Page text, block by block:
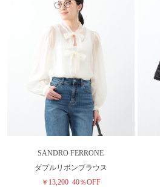
SANDRO FERRONE
ダブルリボンブラウス
￥13,200 40％OFF